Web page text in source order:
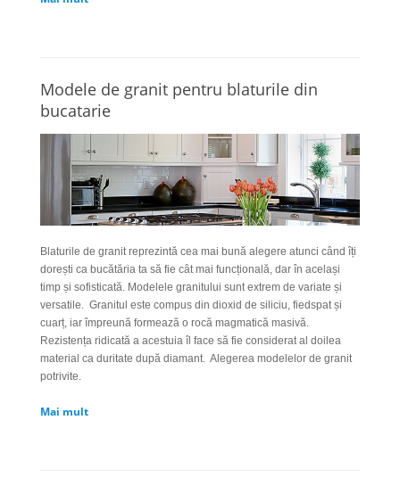
Modele de granit pentru blaturile din
bucatarie
Blaturile de granit reprezintă cea mai bună alegere atunci când îți
dorești ca bucătăria ta să fie cât mai funcțională, dar în același
timp și sofisticată. Modelele granitului sunt extrem de variate și
versatile. Granitul este compus din dioxid de siliciu, fiedspat și
cuarț, iar împreună formează o rocă magmatică masivă.
Rezistența ridicată a acestuia îl face să fie considerat al doilea
material ca duritate după diamant. Alegerea modelelor de granit
potrivite.
Mai mult